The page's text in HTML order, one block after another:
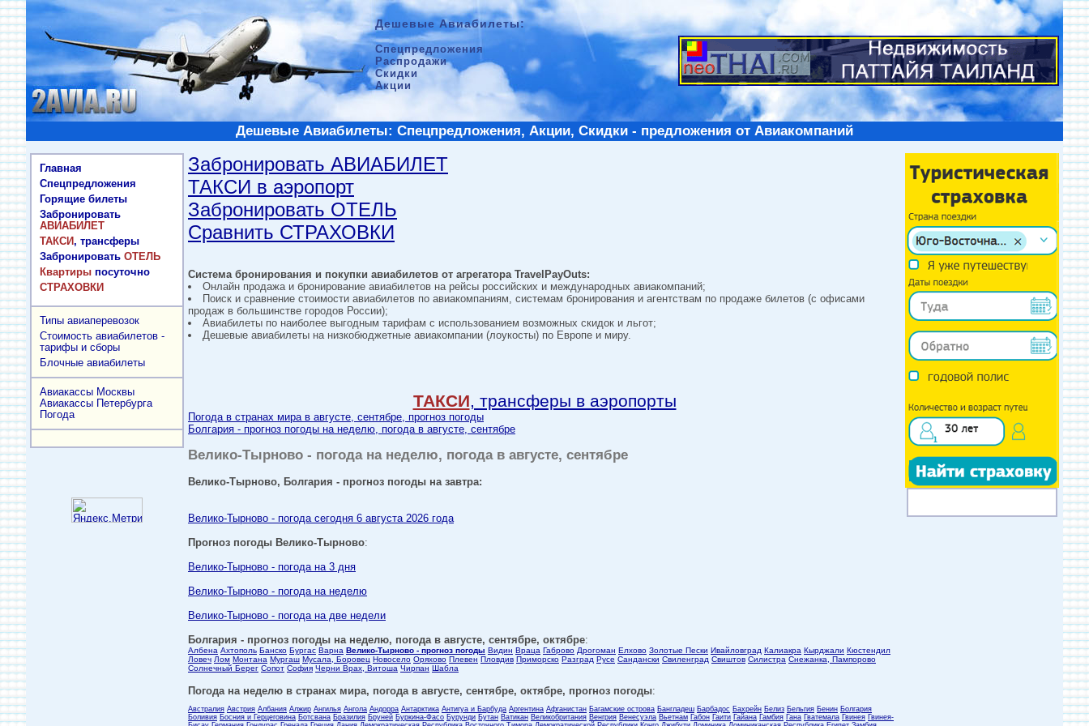
Дешевые Авиабилеты:
Спецпредложения
Распродажи
Скидки
Акции
Дешевые Авиабилеты: Спецпредложения, Акции, Скидки - предложения от Авиакомпаний
Главная
Спецпредложения
Горящие билеты
Забронировать
АВИАБИЛЕТ
ТАКСИ, трансферы
Забронировать ОТЕЛЬ
Квартиры посуточно
СТРАХОВКИ
Типы авиаперевозок
Стоимость авиабилетов -
тарифы и сборы
Блочные авиабилеты
Авиакассы Москвы
Авиакассы Петербурга
Погода
Забронировать АВИАБИЛЕТ
ТАКСИ в аэропорт
Забронировать ОТЕЛЬ
Сравнить СТРАХОВКИ
Система бронирования и покупки авиабилетов от агрегатора TravelPayOuts:
Онлайн продажа и бронирование авиабилетов на рейсы российских и международных авиакомпаний;
Поиск и сравнение стоимости авиабилетов по авиакомпаниям, системам бронирования и агентствам по продаже билетов (с офисами
продаж в большинстве городов России);
Авиабилеты по наиболее выгодным тарифам с использованием возможных скидок и льгот;
Дешевые авиабилеты на низкобюджетные авиакомпании (лоукосты) по Европе и миру.
ТАКСИ, трансферы в аэропорты
Погода в странах мира в августе, сентябре, прогноз погоды
Болгария - прогноз погоды на неделю, погода в августе, сентябре
Велико-Тырново - погода на неделю, погода в августе, сентябре
Велико-Тырново, Болгария - прогноз погоды на завтра:
Велико-Тырново - погода сегодня 6 августа 2026 года
Прогноз погоды Велико-Тырново:
Велико-Тырново - погода на 3 дня
Велико-Тырново - погода на неделю
Велико-Тырново - погода на две недели
Болгария - прогноз погоды на неделю, погода в августе, сентябре, октябре:
Албена Ахтополь Банско Бургас Варна Велико-Тырново - прогноз погоды Видин Враца Габрово Дрогоман Елхово Золотые Пески Ивайловград Калиакра Кырджали Кюстендил
Ловеч Лом Монтана Мургаш Мусала, Боровец Новосело Оряхово Плевен Пловдив Приморско Разград Русе Сандански Свиленград Свиштов Силистра Снежанка, Пампорово
Солнечный Берег Сопот София Черни Врах, Витоша Чирпан Шабла
Погода на неделю в странах мира, погода в августе, сентябре, октябре, прогноз погоды:
Австралия Австрия Албания Алжир Ангилья Ангола Андорра Антарктика Антигуа и Барбуда Аргентина Афганистан Багамские острова Бангладеш Барбадос Бахрейн Белиз Бельгия Бенин Болгария
Боливия Босния и Герцеговина Ботсвана Бразилия Бруней Буркина-Фасо Бурунди Бутан Ватикан Великобритания Венгрия Венесуэла Вьетнам Габон Гаити Гайана Гамбия Гана Гватемала Гвинея Гвинея-